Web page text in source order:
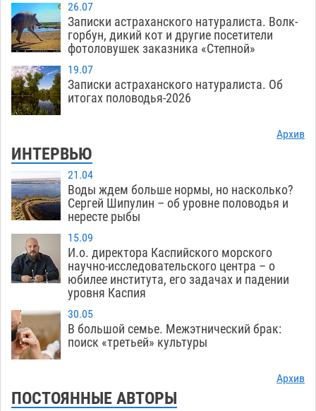
26.07
Записки астраханского натуралиста. Волк-
горбун, дикий кот и другие посетители
фотоловушек заказника «Степной»
19.07
Записки астраханского натуралиста. Об
итогах половодья-2026
Архив
ИНТЕРВЬЮ
21.04
Воды ждем больше нормы, но насколько?
Сергей Шипулин – об уровне половодья и
нересте рыбы
15.09
И.о. директора Каспийского морского
научно-исследовательского центра – о
юбилее института, его задачах и падении
уровня Каспия
30.05
В большой семье. Межэтнический брак:
поиск «третьей» культуры
Архив
ПОСТОЯННЫЕ АВТОРЫ